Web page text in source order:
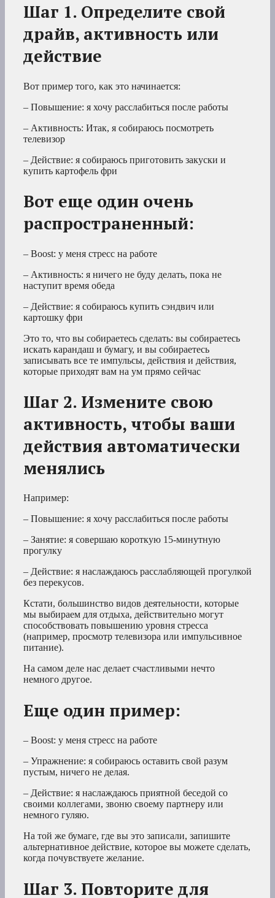
Шаг 1. Определите свой
драйв, активность или
действие
Вот пример того, как это начинается:
– Повышение: я хочу расслабиться после работы
– Активность: Итак, я собираюсь посмотреть
телевизор
– Действие: я собираюсь приготовить закуски и
купить картофель фри
Вот еще один очень
распространенный:
– Boost: у меня стресс на работе
– Активность: я ничего не буду делать, пока не
наступит время обеда
– Действие: я собираюсь купить сэндвич или
картошку фри
Это то, что вы собираетесь сделать: вы собираетесь
искать карандаш и бумагу, и вы собираетесь
записывать все те импульсы, действия и действия,
которые приходят вам на ум прямо сейчас
Шаг 2. Измените свою
активность, чтобы ваши
действия автоматически
менялись
Например:
– Повышение: я хочу расслабиться после работы
– Занятие: я совершаю короткую 15-минутную
прогулку
– Действие: я наслаждаюсь расслабляющей прогулкой
без перекусов.
Кстати, большинство видов деятельности, которые
мы выбираем для отдыха, действительно могут
способствовать повышению уровня стресса
(например, просмотр телевизора или импульсивное
питание).
На самом деле нас делает счастливыми нечто
немного другое.
Еще один пример:
– Boost: у меня стресс на работе
– Упражнение: я собираюсь оставить свой разум
пустым, ничего не делая.
– Действие: я наслаждаюсь приятной беседой со
своими коллегами, звоню своему партнеру или
немного гуляю.
На той же бумаге, где вы это записали, запишите
альтернативное действие, которое вы можете сделать,
когда почувствуете желание.
Шаг 3. Повторите для